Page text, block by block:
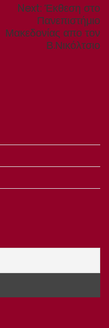
Next: Next
post:
Έκθεση στο
Πανεπιστήμιο
Μακεδονίας απο τον
Β.Νικόλτσιο